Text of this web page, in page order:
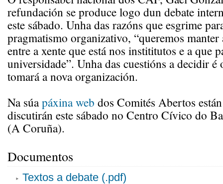
refundación se produce logo dun debate
este sábado. Unha das razóns que esgrime
pragmatismo organizativo, “queremos
entre a xente que está nos instititutos e a que
universidade”. Unha das cuestións a decidir é
tomará a nova organización.
Na súapáxina web dos Comités Abertos
discutirán este sábado no Centro Cívico do
(A Coruña).
Documentos
Textos a debate (.pdf)